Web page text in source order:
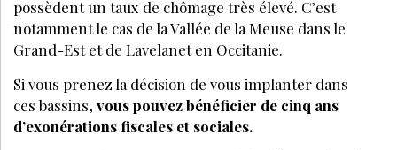
possèdent un taux de chômage très élevé. C’est
notamment le cas de la Vallée de la Meuse dans le
Grand-Est et de Lavelanet en Occitanie.
Si vous prenez la décision de vous implanter dans
ces bassins, vous pouvez bénéficier de cinq ans
d’exonérations fiscales et sociales.